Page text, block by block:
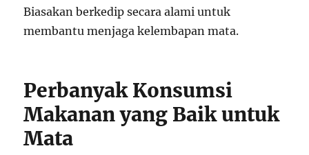
Biasakan berkedip secara alami untuk
membantu menjaga kelembapan mata.
Perbanyak Konsumsi
Makanan yang Baik untuk
Mata